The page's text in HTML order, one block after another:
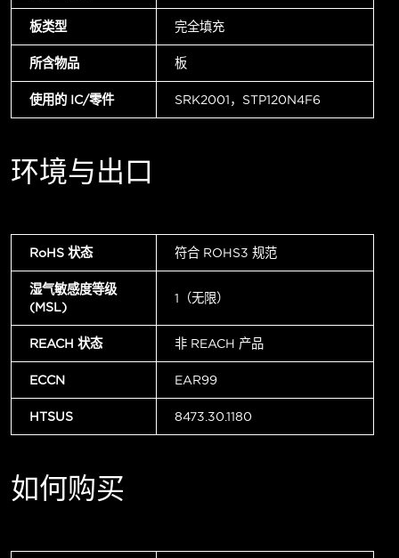
板类型 完全填充
所含物品 板
使用的 IC/零件 SRK2001，STP120N4F6
环境与出口
RoHS 状态 符合 ROHS3 规范
湿气敏感度等级
(MSL)
1（无限）
REACH 状态 非 REACH 产品
ECCN EAR99
HTSUS 8473.30.1180
如何购买